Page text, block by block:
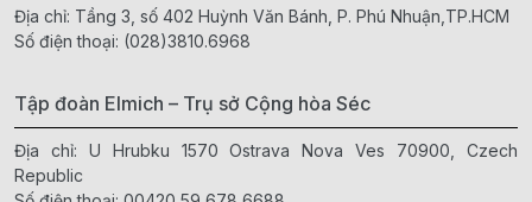
Địa chỉ: Tầng 3, số 402 Huỳnh Văn Bánh, P. Phú Nhuận,TP.HCM
Số điện thoại: (028)3810.6968
Tập đoàn Elmich – Trụ sở Cộng hòa Séc
Địa chỉ: U Hrubku 1570 Ostrava Nova Ves 70900, Czech
Republic